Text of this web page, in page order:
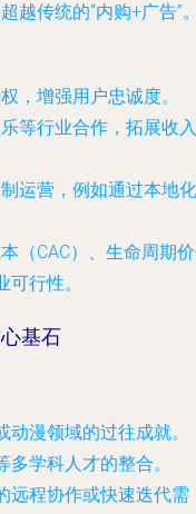
越传统的“内购+广告”
，增强用户忠诚度。
等行业合作，拓展收入
运营，例如通过本地化
（CAC）、生命周期
行性。
基石
动漫领域的过往成就。
多学科人才的整合。
远程协作或快速迭代需